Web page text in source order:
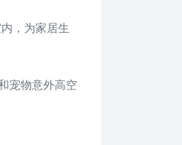
，为家居生
宠物意外高空